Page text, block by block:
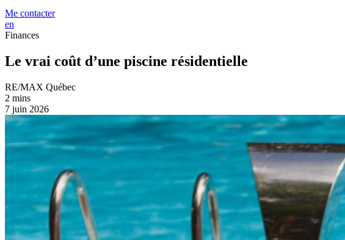
Me contacter
en
Finances
Le vrai coût d’une piscine résidentielle
RE/MAX Québec
2 mins
7 juin 2026